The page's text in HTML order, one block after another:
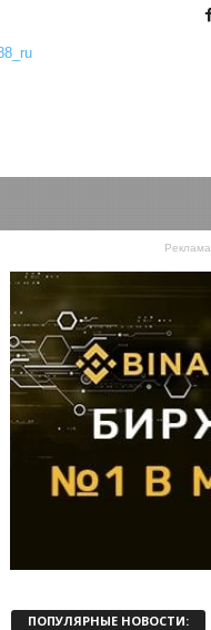
Реклама
ПОПУЛЯРНЫЕ НОВОСТИ: